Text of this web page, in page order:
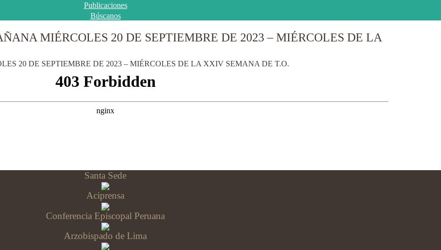
Publicaciones
Búscanos
MIÉRCOLES 20 DE SEPTIEMBRE DE 2023 – MIÉRCOLES DE LA
20 DE SEPTIEMBRE DE 2023 – MIÉRCOLES DE LA XXIV SEMANA DE T.O.
Santa Sede
Aciprensa
Conferencia Episcopal Peruana
Arzobispado de Lima